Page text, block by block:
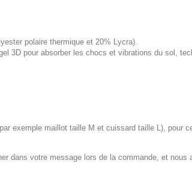
polaire thermique et 20% Lycra).
3D pour absorber les chocs et vibrations du sol,
exemple maillot taille M et cuissard taille L), pour
dans votre message lors de la commande, et